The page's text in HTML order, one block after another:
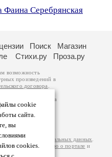
Фаина Серебрянская
cookie
сайта.
вы
cookies.
Поиск
Магазин
Стихи.ру Проза.ру
возможность
произведений в
договора
авторам
возможна
вы можете
за
на
обработки персональных данных
информацию о портале и